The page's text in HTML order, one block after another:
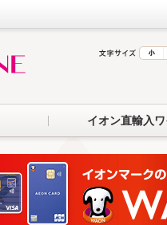
イオン直輸入